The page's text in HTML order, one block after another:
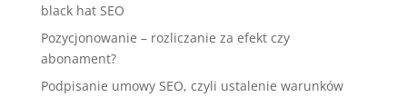
black hat SEO
Pozycjonowanie – rozliczanie za efekt czy
abonament?
Podpisanie umowy SEO, czyli ustalenie warunków